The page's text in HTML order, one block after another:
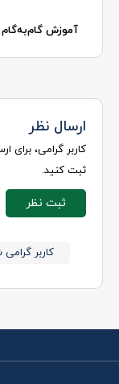
آموزش
ارسال نظر
کاربر گرامی، برای
ثبت کنید.
ثبت نظر
کاربر